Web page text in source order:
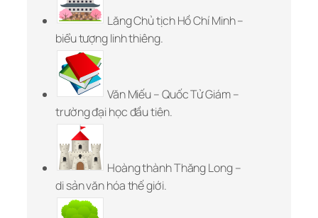
Lăng Chủ tịch Hồ Chí Minh –
biểu tượng linh thiêng.
Văn Miếu – Quốc Tử Giám –
trường đại học đầu tiên.
Hoàng thành Thăng Long –
di sản văn hóa thế giới.